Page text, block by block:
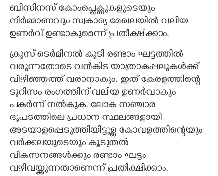
ബിസിനസ് കോംപ്ളെക്സുകളുടെയും
നിർമ്മാണവും സ്വകാര്യ മേഖലയിൽ വലിയ
ഉണർവ് ഉണ്ടാകുമെന്ന് പ്രതീക്ഷിക്കാം.
ക്രൂസ് ടെർമിനൽ കൂടി രണ്ടാം ഘട്ടത്തിൽ
വരുന്നതോടെ വൻകിട യാത്രാകപ്പലുകൾക്ക്
വിഴിഞ്ഞത്ത് വരാനാകും. ഇത് കേരളത്തിന്റെ
ടൂറിസം രംഗത്തിന് വലിയ ഉണർവാകും
പകർന്ന് നൽകുക. ലോക സഞ്ചാര
ഭൂപടത്തിലെ പ്രധാന സ്ഥലങ്ങളായി
അടയാളപ്പെടുത്തിയിട്ടുള്ള കോവളത്തിന്റെയും
വർക്കലയുടെയും കൂടുതൽ
വികസനങ്ങൾക്കും രണ്ടാം ഘട്ടം
വഴിവയ്ക്കുന്നതാണെന്ന് പ്രതീക്ഷിക്കാം.